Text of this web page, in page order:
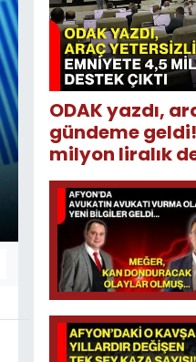
ODAK yazdı,
gündeme
milyon liralık